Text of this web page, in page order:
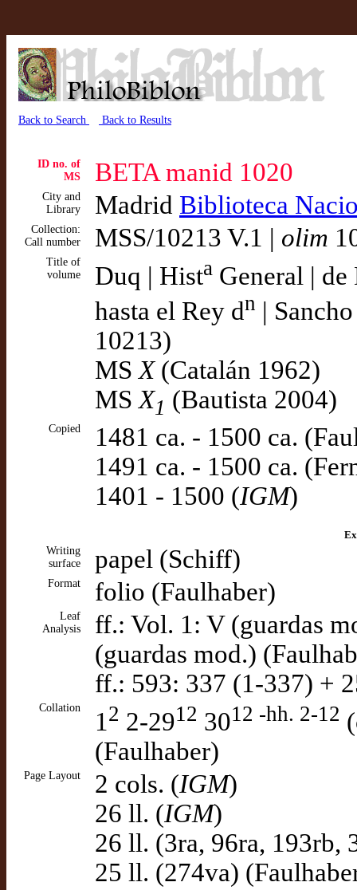
Back to Search Back to Results
ID no. of
MS
BETA manid 1020
City and
Library
Madrid Biblioteca
Collection:
Call number
MSS/10213 V.1 | olim
Title of
volume
Duq | Hista General | de
hasta el Rey dn |
10213)
MS X(Catalán 1962)
MS X1 (Bautista 2004)
Copied
1481 ca. - 1500 ca.
1491 ca. - 1500 ca.
1401 - 1500 (IGM)
Writing
surface
papel (Schiff)
Format folio (Faulhaber)
Leaf
Analysis
ff.: Vol. 1: V (guardas
(guardas mod.)
ff.: 593: 337 (1-337) +
Collation 1 2 2-2912 3012 -hh. 2-12
(Faulhaber)
Page Layout 2 cols. (IGM)
26 ll. (IGM)
26 ll. (3ra, 96ra, 193rb,
25 ll. (274va)